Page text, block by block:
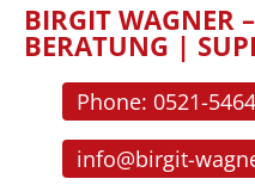
BIRGIT WAGNER
BERATUNG |
Phone: 0521-
info@birgit-